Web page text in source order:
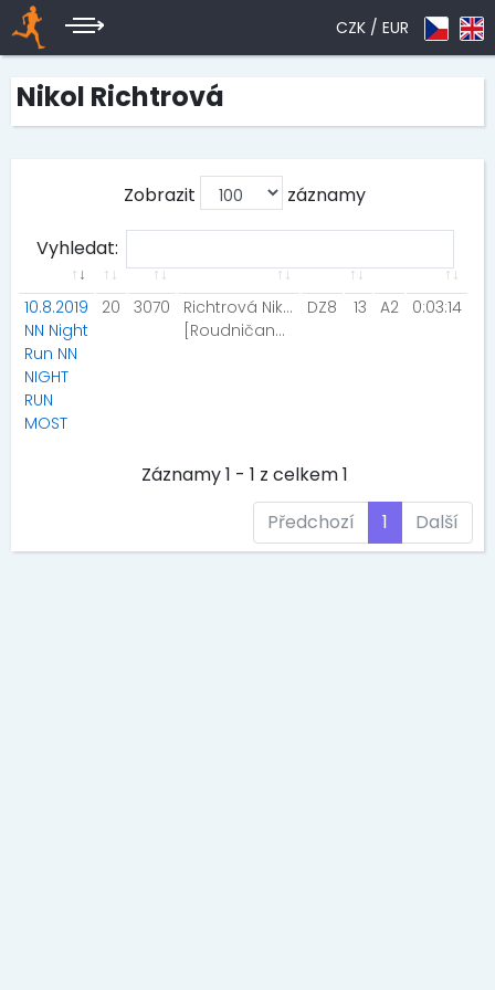
CZK / EUR
Nikol Richtrová
Zobrazit záznamy
Vyhledat:
10.8.2019
NN Night
Run NN
NIGHT
RUN
MOST
20 3070
Richtrová Nikol
[Roudničandy]
DZ8 13 A2 0:03:14
Záznamy 1 - 1 z celkem 1
Předchozí
1 Další